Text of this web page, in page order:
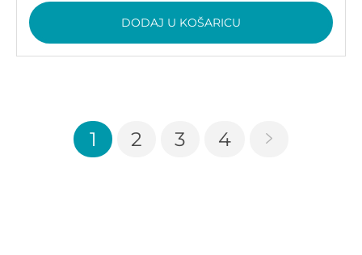
DODAJ U KOŠARICU
1 2 3 4